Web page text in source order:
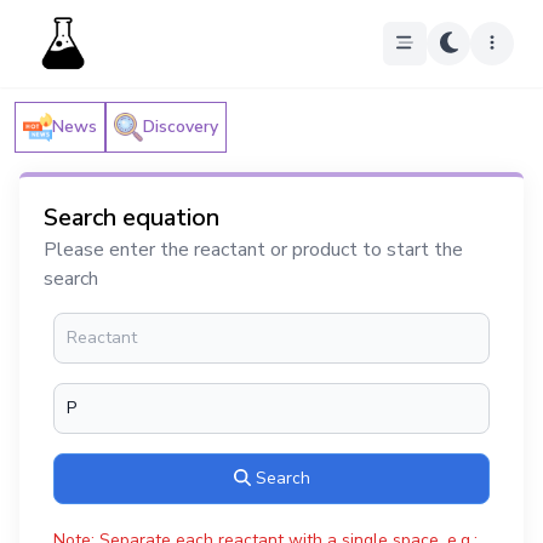
News Discovery
Search equation
Please enter the reactant or product to start the
search
Search